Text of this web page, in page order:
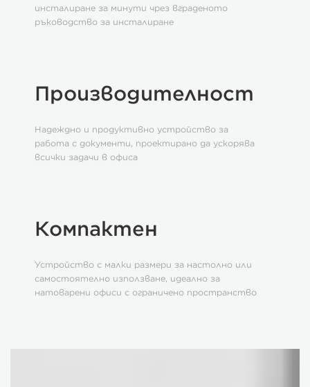
инсталиране за минути чрез вграденото
ръководство за инсталиране
Производителност
Надеждно и продуктивно устройство за
работа с документи, проектирано да ускорява
всички задачи в офиса
Компактен
Устройство с малки размери за настолно или
самостоятелно използване, идеално за
натоварени офиси с ограничено пространство